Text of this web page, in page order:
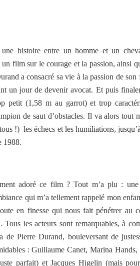
histoire entre un homme et un
film sur le courage et la passion, ainsi
a consacré sa vie à la passion de
un jour de devenir avocat. Et puis
petit (1,58 m au garrot) et trop
de saut d’obstacles. Il va alors tout
!) les échecs et les humiliations,
1988.
adoré ce film ? Tout m’a plu : une
qui m’a tellement rappelé mon
en finesse qui nous fait pénétrer au
les acteurs sont remarquables, à
Pierre Durand, bouleversant de
: Guillaume Canet, Marina
parfait) et Jacques Higelin (mais